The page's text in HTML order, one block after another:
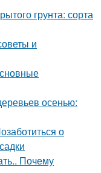
грунта: сорта
и
осенью:
о
Почему